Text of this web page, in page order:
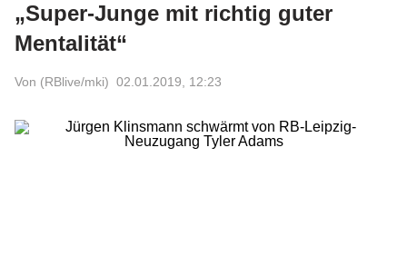
„Super-Junge mit richtig guter
Mentalität“
Von (RBlive/mki) 02.01.2019, 12:23